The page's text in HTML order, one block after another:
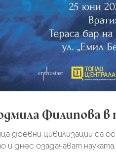
Филипова в
древни цивилизации са
и днес озадачават